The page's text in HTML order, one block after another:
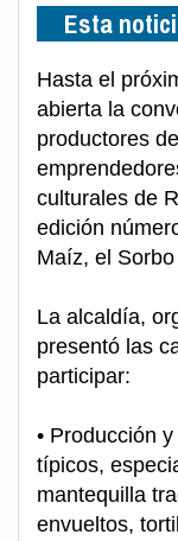
Esta
Hasta el
abierta la
productores
culturales de
edición
Maíz, el
La alcaldía,
presentó las
participar:
• Producción
típicos,
mantequilla
envueltos,